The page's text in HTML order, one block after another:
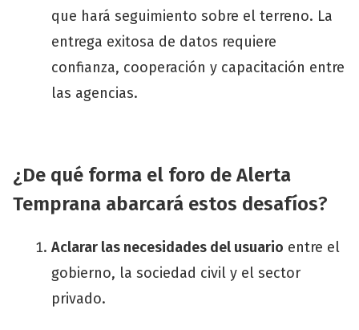
que hará seguimiento sobre el terreno. La
entrega exitosa de datos requiere
confianza, cooperación y capacitación entre
las agencias.
¿De qué forma el foro de Alerta
Temprana abarcará estos desafíos?
Aclarar las necesidades del usuario entre el
gobierno, la sociedad civil y el sector
privado.